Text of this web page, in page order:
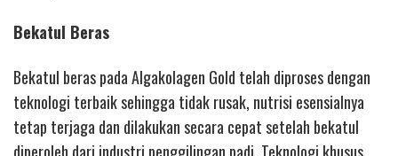
Bekatul Beras
Bekatul beras pada Algakolagen Gold telah diproses dengan
teknologi terbaik sehingga tidak rusak, nutrisi esensialnya
tetap terjaga dan dilakukan secara cepat setelah bekatul
diperoleh dari industri penggilingan padi. Teknologi khusus